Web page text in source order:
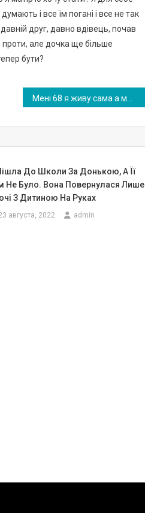
і все їм погані і все не так
друг, давно вдівець, почав
проти, але дочка ще більше
бути?
До Школи За Донькою, А Її
Не Було. Вона Повернулася Лише
З Дитиною На Руках
августа, 2022 admin